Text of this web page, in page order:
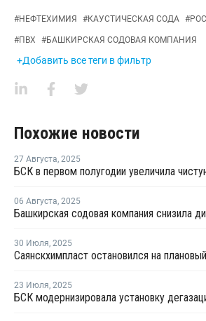
#НЕФТЕХИМИЯ #КАУСТИЧЕСКАЯ СОДА #
#ПВХ #БАШКИРСКАЯ СОДОВАЯ КОМПАНИЯ
+Добавить все теги в фильтр
Похожие новости
27 Августа, 2025
БСК в первом полугодии увеличила
06 Августа, 2025
30 Июля, 2025
Саянскхимпласт остановился на
23 Июля, 2025
БСК модернизировала установку